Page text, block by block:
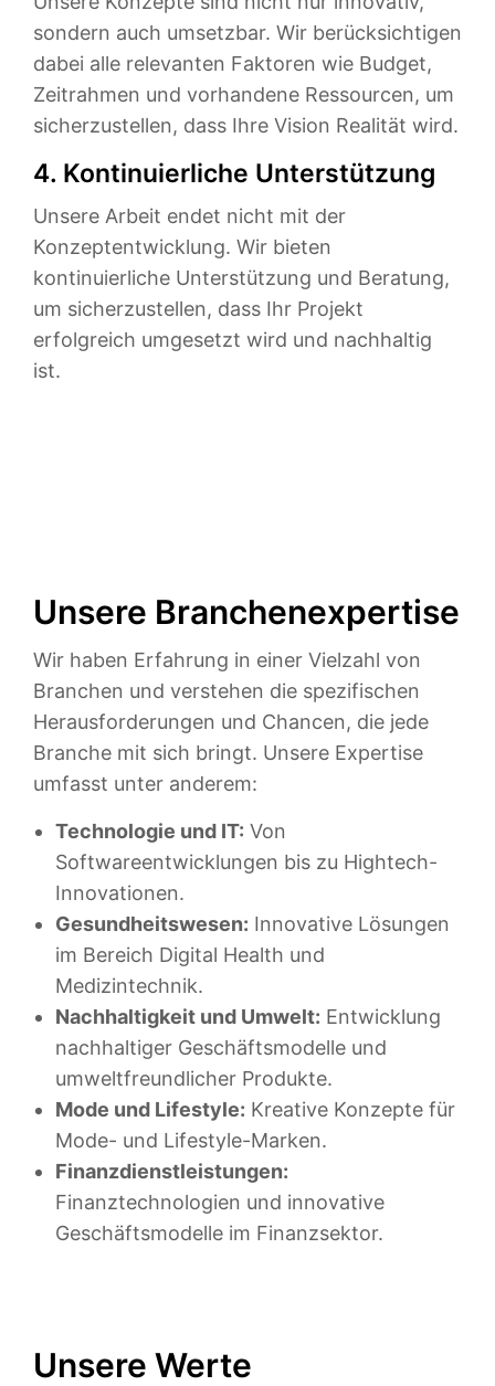
sondern auch umsetzbar. Wir berücksichtigen
dabei alle relevanten Faktoren wie Budget,
Zeitrahmen und vorhandene Ressourcen, um
sicherzustellen, dass Ihre Vision Realität wird.
4. Kontinuierliche Unterstützung
Unsere Arbeit endet nicht mit der
Konzeptentwicklung. Wir bieten
kontinuierliche Unterstützung und Beratung,
um sicherzustellen, dass Ihr Projekt
erfolgreich umgesetzt wird und nachhaltig
ist.
Unsere Branchenexpertise
Wir haben Erfahrung in einer Vielzahl von
Branchen und verstehen die spezifischen
Herausforderungen und Chancen, die jede
Branche mit sich bringt. Unsere Expertise
umfasst unter anderem:
Technologie und IT: Von
Softwareentwicklungen bis zu Hightech-
Innovationen.
Gesundheitswesen: Innovative Lösungen
im Bereich Digital Health und
Medizintechnik.
Nachhaltigkeit und Umwelt: Entwicklung
nachhaltiger Geschäftsmodelle und
umweltfreundlicher Produkte.
Mode und Lifestyle: Kreative Konzepte für
Mode- und Lifestyle-Marken.
Finanzdienstleistungen:
Finanztechnologien und innovative
Geschäftsmodelle im Finanzsektor.
Unsere Werte